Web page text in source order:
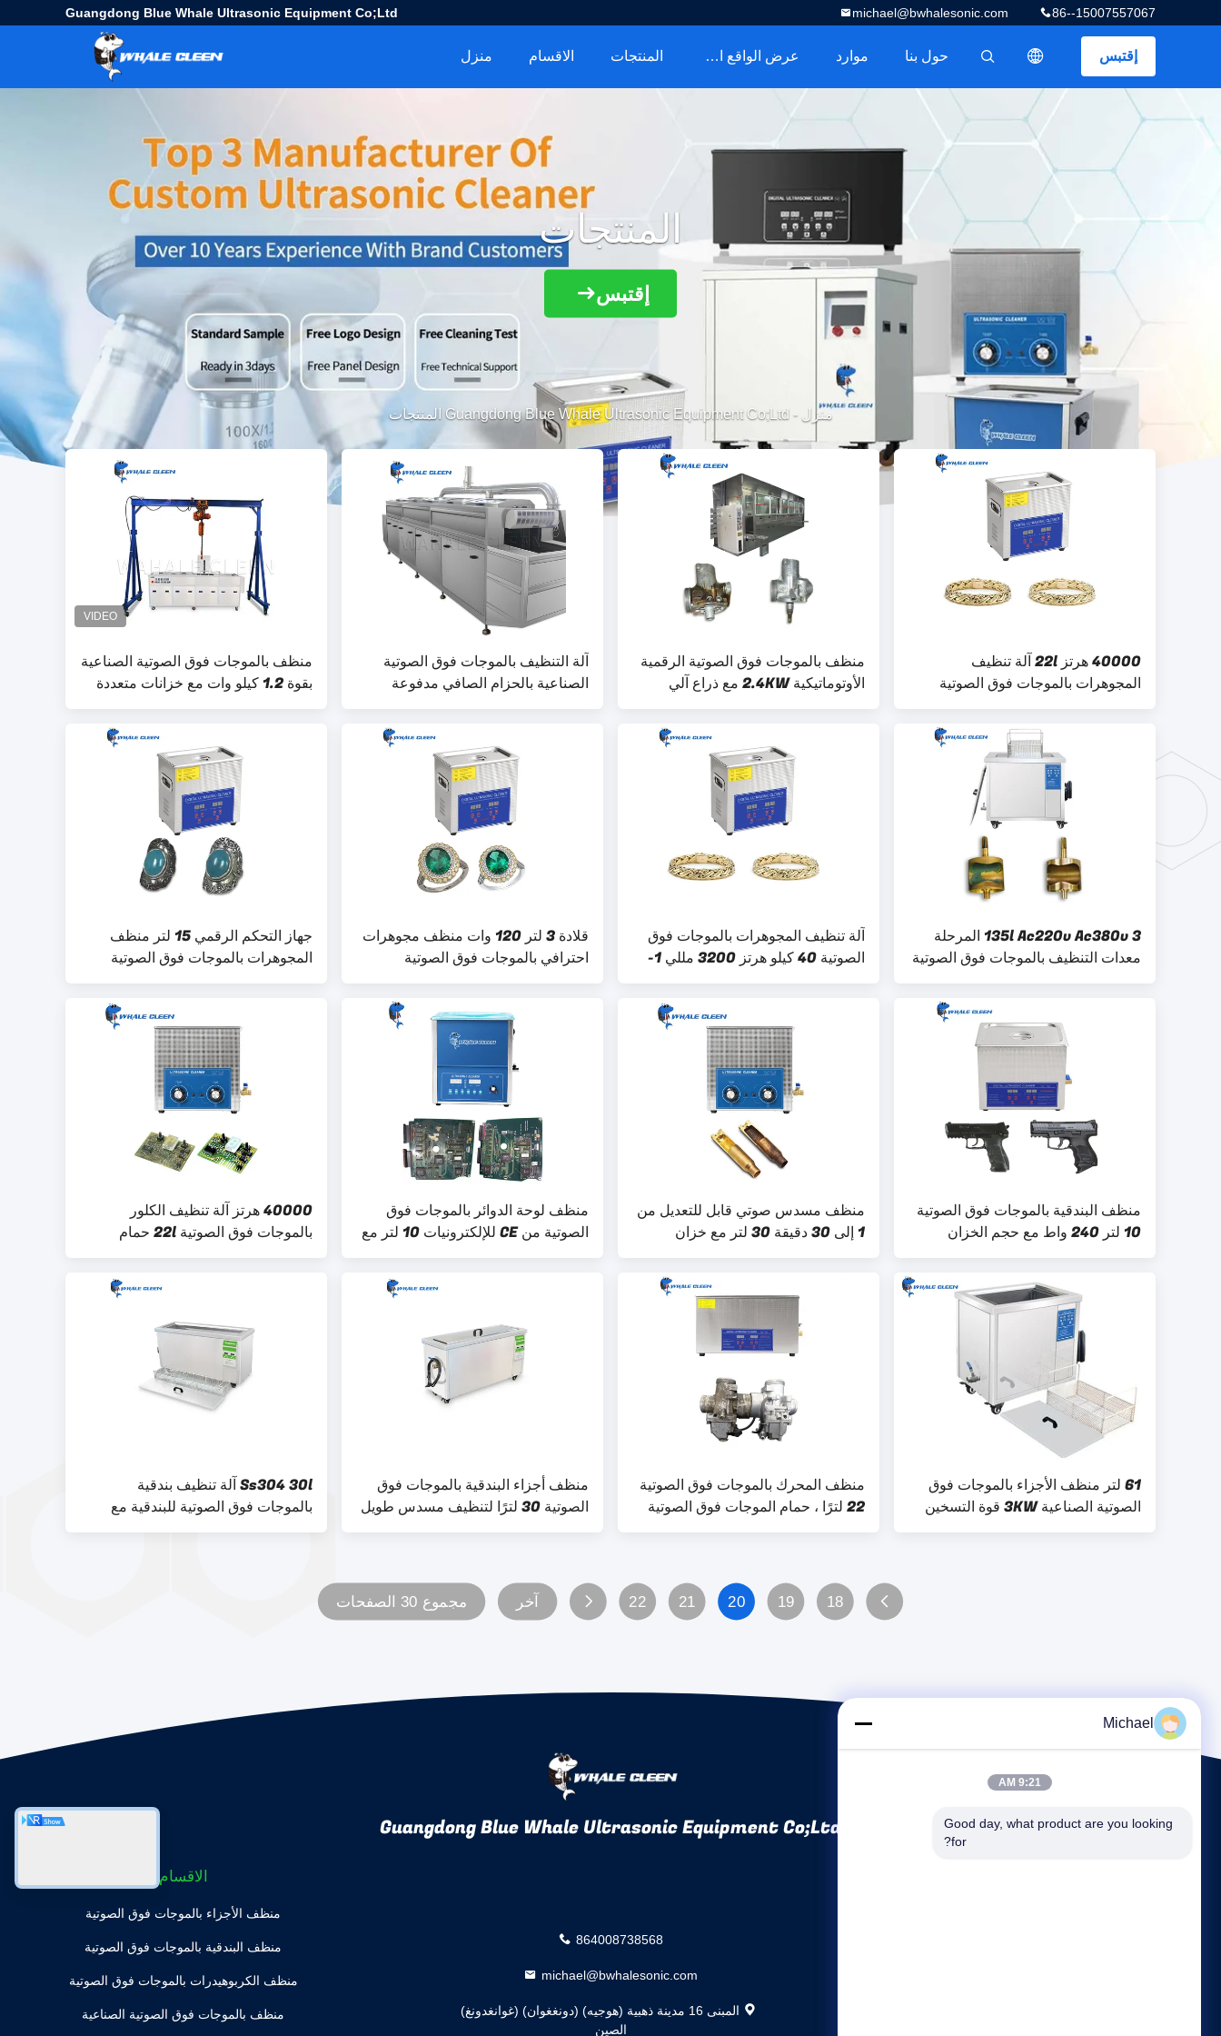
Guangdong Blue Whale Ultrasonic Equipment Co;Ltd 86--15007557067
michael@bwhalesonic.com
إقتبس
描述
منزل الاقسام المنتجات عرض الواقع الافتراضي موارد حول بنا
المنتجات
إقتبس
منزل -Guangdong Blue Whale Ultrasonic Equipment Co;Ltd المنتجات
منظف ​​بالموجات فوق الصوتية الصناعية
بقوة 1.2 كيلو وات مع خزانات متعددة
آلة التنظيف بالموجات فوق الصوتية
الصناعية بالحزام الصافي مدفوعة
بمحرك تنظيم السرعة
منظف ​​بالموجات فوق الصوتية الرقمية
الأوتوماتيكية 2.4KW مع ذراع آلي
ميكانيكي
40000 هرتز 22l آلة تنظيف
المجوهرات بالموجات فوق الصوتية
الصناعية حمام بالموجات فوق الصوتية
جهاز التحكم الرقمي 15 لتر منظف
المجوهرات بالموجات فوق الصوتية
450 واط قوة التسخين
قلادة 3 لتر 120 وات منظف مجوهرات
احترافي بالموجات فوق الصوتية
Sus304 تانك
آلة تنظيف المجوهرات بالموجات فوق
الصوتية 40 كيلو هرتز 3200 مللي 1-
30 دقيقة قابلة للتعديل
135l Ac220v Ac380v 3 المرحلة
معدات التنظيف بالموجات فوق الصوتية
للآلات الموسيقية
40000 هرتز آلة تنظيف الكلور
بالموجات فوق الصوتية 22l حمام
بالموجات فوق الصوتية الصناعية
منظف ​​لوحة الدوائر بالموجات فوق
الصوتية من CE للإلكترونيات 10 لتر مع
وظيفة الاجتياح
منظف ​​مسدس صوتي قابل للتعديل من
1 إلى 30 دقيقة 30 لتر مع خزان
Sus304
منظف ​​البندقية بالموجات فوق الصوتية
10 لتر 240 واط مع حجم الخزان
300x240x150mm
Ss304 30l آلة تنظيف بندقية
بالموجات فوق الصوتية للبندقية مع
أجزاء صغيرة
منظف ​​أجزاء البندقية بالموجات فوق
الصوتية 30 لترًا لتنظيف مسدس طويل
مع سخان
منظف ​​المحرك بالموجات فوق الصوتية
22 لترًا ، حمام الموجات فوق الصوتية
الصناعية 40 كيلو هرتز
61 لتر منظف الأجزاء بالموجات فوق
الصوتية الصناعية 3KW قوة التسخين
لصمام المحرك
18
19
20
21
22 آخر مجموع 30 الصفحات
Guangdong Blue Whale Ultrasonic Equipment Co;Ltd
الاقسام
منظف ​​الأجزاء بالموجات فوق الصوتية
منظف ​​البندقية بالموجات فوق الصوتية
منظف ​​الكربوهيدرات بالموجات فوق الصوتية
منظف ​​بالموجات فوق الصوتية الصناعية
864008738568
michael@bwhalesonic.com
المبنى 16 مدينة ذهبية (هوجيه) (دونغغوان) (غوانغدونغ)
الصين
Michael
9:21 AM
Good day, what product are you looking
for?